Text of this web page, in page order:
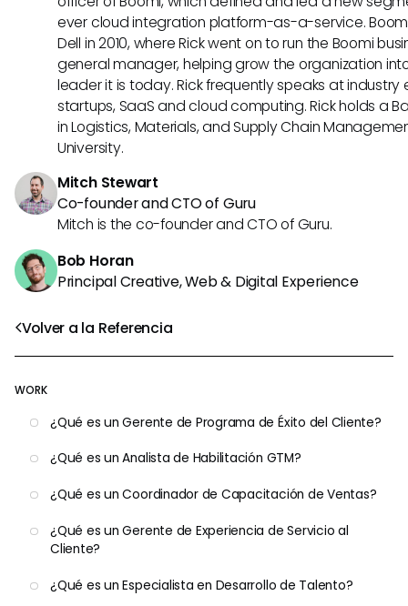
Volver a la Referencia
WORK
¿Qué es un Gerente de Programa de Éxito del Cliente?
¿Qué es un Analista de Habilitación GTM?
¿Qué es un Coordinador de Capacitación de Ventas?
¿Qué es un Gerente de Experiencia de Servicio al
Cliente?
¿Qué es un Especialista en Desarrollo de Talento?
ever cloud integration platform-as-a-service.
Dell in 2010, where Rick went on to run the Boomi
general manager, helping grow the organization
leader it is today. Rick frequently speaks at
startups, SaaS and cloud computing. Rick holds a
in Logistics, Materials, and Supply Chain
University.
Mitch Stewart
Co-founder and CTO of Guru
Mitch is the co-founder and CTO of Guru.
Bob Horan
Principal Creative, Web & Digital Experience